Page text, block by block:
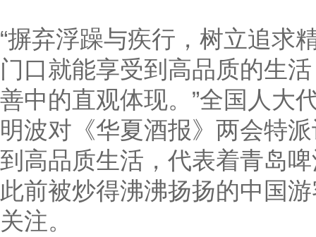
“摒弃浮躁与疾行，树立追求
门口就能享受到高品质的生
善中的直观体现。”全国人大
明波对《华夏酒报》两会特
到高品质生活，代表着青岛
此前被炒得沸沸扬扬的中国
关注。